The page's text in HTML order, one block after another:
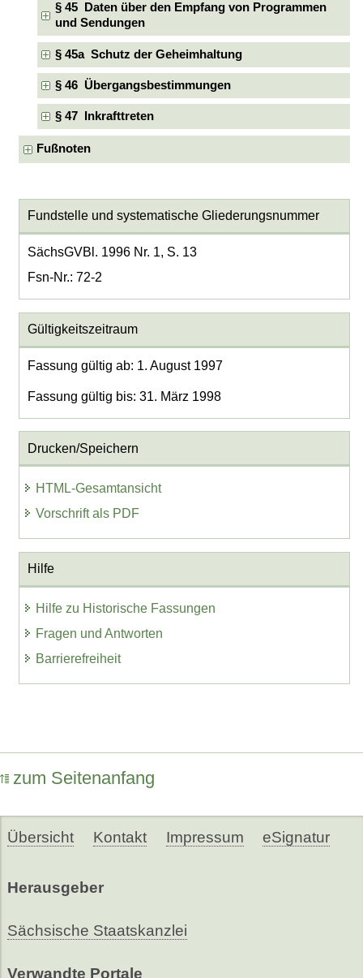
§ 45 Daten über den Empfang von Programmen
und Sendungen
§ 45a Schutz der Geheimhaltung
§ 46 Übergangsbestimmungen
§ 47 Inkrafttreten
Fußnoten
Fundstelle und systematische Gliederungsnummer
SächsGVBl. 1996 Nr. 1, S. 13
Fsn-Nr.: 72-2
Gültigkeitszeitraum
Fassung gültig ab: 1. August 1997
Fassung gültig bis: 31. März 1998
Drucken/Speichern
HTML-Gesamtansicht
Vorschrift als PDF
Hilfe
Hilfe zu Historische Fassungen
Fragen und Antworten
Barrierefreiheit
zum Seitenanfang
Übersicht Kontakt Impressum eSignatur
Herausgeber
Sächsische Staatskanzlei
Verwandte Portale